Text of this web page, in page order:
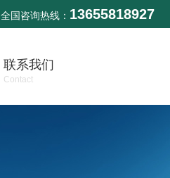
全国咨询热线： 13655818927
联系我们
Contact